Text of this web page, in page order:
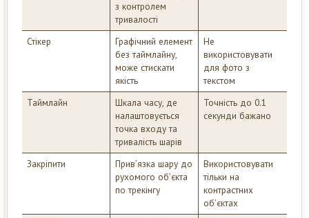
з контролем
тривалості
Стікер
Графічний елемент
без таймлайну,
може стискати
якість
Не
використовувати
для фото з
текстом
Таймлайн
Шкала часу, де
налаштовується
точка входу та
тривалість шарів
Точність до 0.1
секунди бажано
Закріпити
Прив’язка шару до
рухомого об’єкта
по трекінгу
Використовувати
тільки на
контрастних
об’єктах